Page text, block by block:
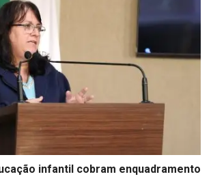
infantil cobram enquadramento